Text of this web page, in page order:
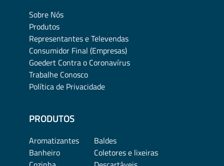
Sobre Nós
Produtos
Representantes e Televendas
Consumidor Final (Empresas)
Goedert Contra o Coronavírus
Trabalhe Conosco
Política de Privacidade
PRODUTOS
Aromatizantes
Baldes
Banheiro
Coletores e lixeiras